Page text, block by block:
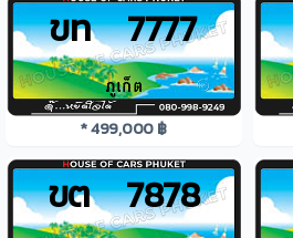
ขท 7777
* 499,000 ฿
ขต 7878